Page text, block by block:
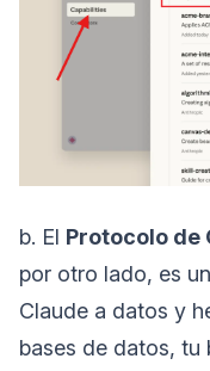
b. El Protocolo de
por otro lado, es un
Claude a datos y
bases de datos, tu